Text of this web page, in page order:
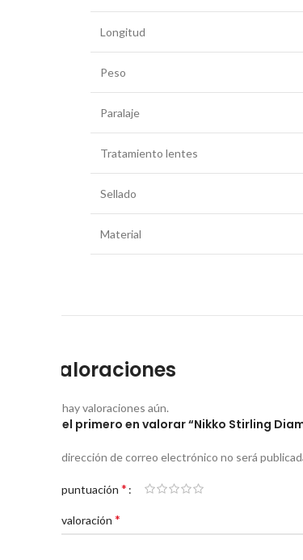
Longitud
Peso
Paralaje
Tratamiento lentes
Sellado
Material
Valoraciones
No hay valoraciones aún.
Sé el primero en valorar “Nikko Stirling
Tu dirección de correo electrónico no será
Tu puntuación *
Tu valoración *